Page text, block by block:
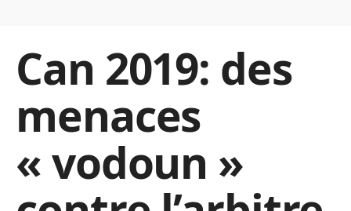
Can 2019: des
menaces
« vodoun »